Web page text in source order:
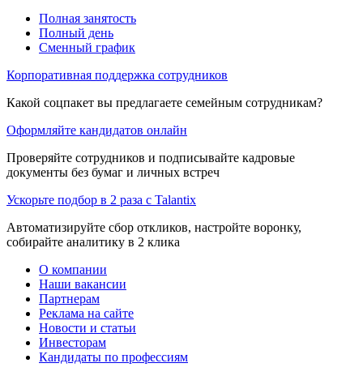
Полная занятость
Полный день
Сменный график
Корпоративная поддержка сотрудников
Какой соцпакет вы предлагаете семейным сотрудникам?
Оформляйте кандидатов онлайн
Проверяйте сотрудников и подписывайте кадровые
документы без бумаг и личных встреч
Ускорьте подбор в 2 раза с Talantix
Автоматизируйте сбор откликов, настройте воронку,
собирайте аналитику в 2 клика
О компании
Наши вакансии
Партнерам
Реклама на сайте
Новости и статьи
Инвесторам
Кандидаты по профессиям